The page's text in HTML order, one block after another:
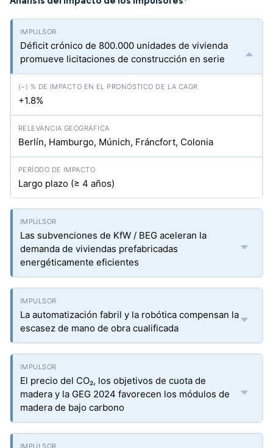
Déficit crónico de 800.000 unidades de vivienda
promueve licitaciones de construcción en serie
+1.8%
Berlín, Hamburgo, Múnich, Fráncfort, Colonia
Largo plazo (≥ 4 años)
Las subvenciones de KfW / BEG aceleran la
demanda de viviendas prefabricadas
energéticamente eficientes
La automatización fabril y la robótica compensan la
escasez de mano de obra cualificada
El precio del CO₂, los objetivos de cuota de
madera y la GEG 2024 favorecen los módulos de
madera de bajo carbono